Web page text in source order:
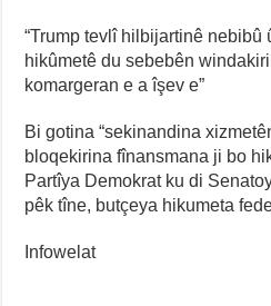
“Trump tevlî hilbijartinê nebibû
hikûmetê du sebebên
komargeran e a îşev e”
Bi gotina “sekinandina
bloqekirina fînansmana ji bo
Partîya Demokrat ku di
pêk tîne, butçeya hikumeta
Infowelat